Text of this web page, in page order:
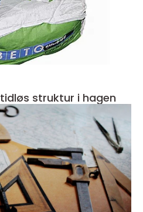
Steinmur naturstein tidløs struktur i hagen